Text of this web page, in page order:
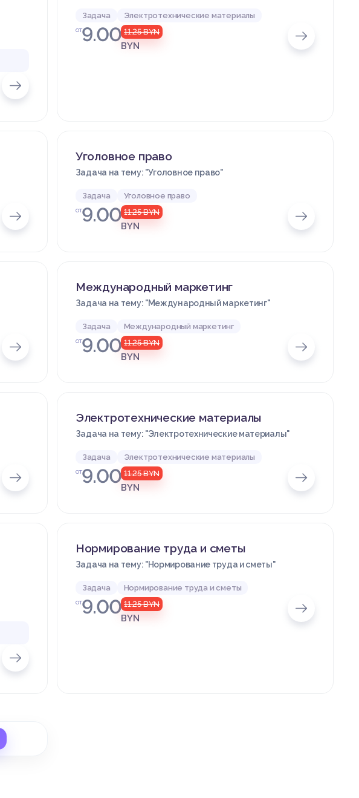
Задача Электротехнические материалы
от9.00 11.25BYN
BYN
Уголовное право
Задача на тему: "Уголовное право"
Задача Уголовное право
от9.00 11.25BYN
BYN
Международный маркетинг
Задача на тему: "Международный маркетинг"
Задача Международный маркетинг
от9.00 11.25BYN
BYN
Электротехнические материалы
Задача на тему: "Электротехнические материалы"
Задача Электротехнические материалы
от9.00 11.25BYN
BYN
Нормирование труда и сметы
Задача на тему: "Нормирование труда и сметы"
Задача Нормирование труда и сметы
от9.00 11.25BYN
BYN